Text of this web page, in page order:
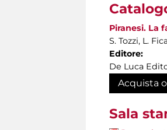
Piranesi. La
S. Tozzi, L.
Editore:
De Luca
Acquista
Sala